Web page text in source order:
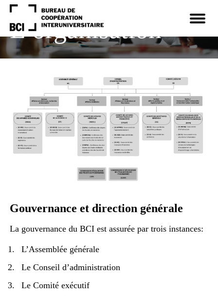
la
site
L’organisation
Gouvernance et direction générale
La gouvernance du BCI est assurée par trois instances:
L’Assemblée générale
Le Conseil d’administration
Le Comité exécutif